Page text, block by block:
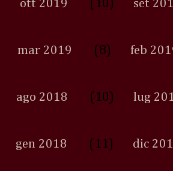
ott 2019 (10) set
mar 2019 (8) feb
ago 2018 (10) lug
gen 2018 (11) dic